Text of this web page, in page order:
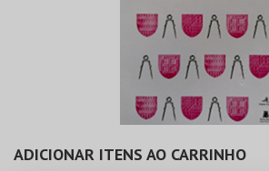
ADICIONAR ITENS AO CARRINHO